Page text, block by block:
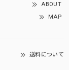
ABOUT
MAP
送料について